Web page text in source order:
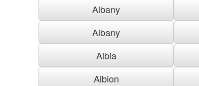
Albany
Albany
Albia
Albion